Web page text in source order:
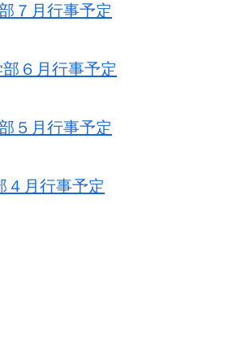
７月行事予定
６月行事予定
５月行事予定
月行事予定